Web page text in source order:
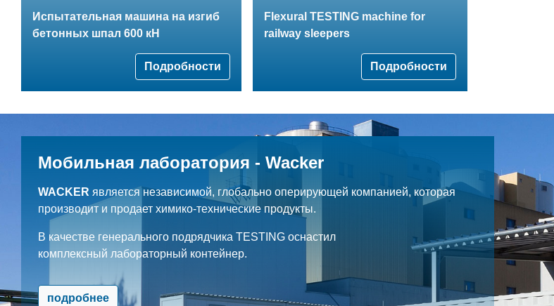
Испытательная машина на изгиб
бетонных шпал 600 кН
Подробности
Flexural TESTING machine for
railway sleepers
Подробности
Мобильная лаборатория - Wacker
WACKER является независимой, глобально оперирующей компанией, которая
производит и продает химико-технические продукты.
В качестве генерального подрядчика TESTING оснастил
комплексный лабораторный контейнер.
подробнее